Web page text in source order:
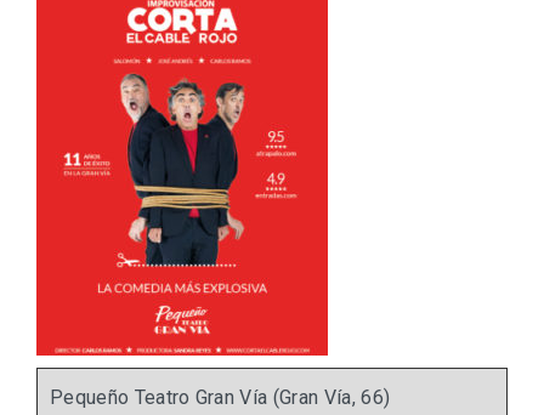
Pequeño Teatro Gran Vía (Gran Vía, 66)